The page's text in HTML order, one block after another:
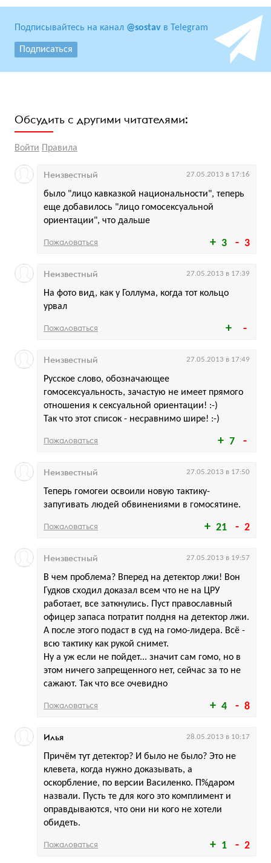
Подписывайтесь на канал @sostav в Telegram
Подписаться
Обсудить с другими читателями:
Войти Правила
3 3
было "лицо кавказкой национальности", теперь
еще добавилось "лицо гомосексуальной
ориентации", что дальше
Неизвестный 27.05.2013 в 17:16
Пожаловаться
На фото вид, как у Голлума, когда тот кольцо
урвал
Неизвестный 27.05.2013 в 17:39
Пожаловаться
7
Русское слово, обозначающее
гомосексуальность, зачастую не имеет прямого
отношения к сексуальной ориентации! :-)
Так что этот список - несравнимо шире! :-)
Неизвестный 27.05.2013 в 17:49
Пожаловаться
21 2
Теперь гомогеи освоили новую тактику-
запугивать людей обвинениями в гомосятине.
Неизвестный 27.05.2013 в 17:50
Пожаловаться
4 8
В чем проблема? Вперед на детектор лжи! Вон
Гудков сходил доказал всем что не на ЦРУ
работает, все заткнулись. Пуст православный
офицер запаса потратит полдня на детектор лжи.
А после этого подаст в суд на гомо-лидера. Всё -
всю тактику как рукой снимет.
Ну а уж если не пойдет... значит сам гомо, но в
этом ничего запрещенного нет, сейчас за то не
сажают. Так что все очевидно
Неизвестный 27.05.2013 в 19:57
Пожаловаться
1 2
Причём тут детектор? И было не было? Это не
клевета, когда нужно доказывать, а
оскорбление, по версии Василенко. П%даром
назвали. Пусть те для кого это комплимент и
оправдываются, что они ни кого не хотели
обидеть.
Илья 28.05.2013 в 10:17
Пожаловаться